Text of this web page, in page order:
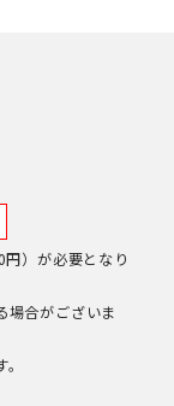
）が必要となり
場合がございま